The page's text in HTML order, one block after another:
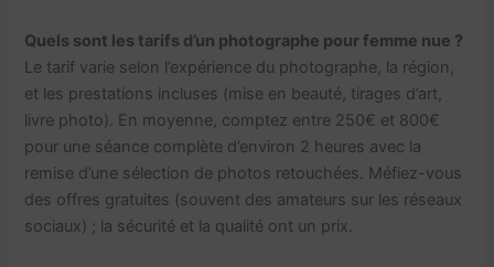
Quels sont les tarifs d’un photographe pour femme nue ?
Le tarif varie selon l’expérience du photographe, la région,
et les prestations incluses (mise en beauté, tirages d’art,
livre photo). En moyenne, comptez entre 250€ et 800€
pour une séance complète d’environ 2 heures avec la
remise d’une sélection de photos retouchées. Méfiez-vous
des offres gratuites (souvent des amateurs sur les réseaux
sociaux) ; la sécurité et la qualité ont un prix.